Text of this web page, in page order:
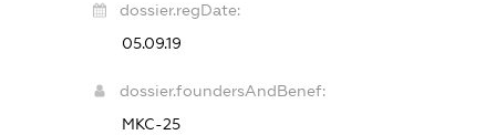
dossier.regDate:
05.09.19
dossier.foundersAndBenef:
МКС-25